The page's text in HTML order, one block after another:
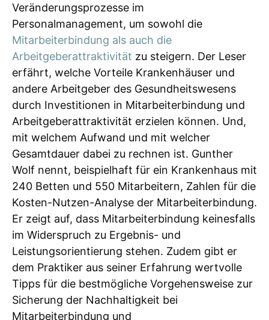
Veränderungsprozesse im
Personalmanagement, um sowohl die
Mitarbeiterbindung als auch die
Arbeitgeberattraktivität zu steigern. Der Leser
erfährt, welche Vorteile Krankenhäuser und
andere Arbeitgeber des Gesundheitswesens
durch Investitionen in Mitarbeiterbindung und
Arbeitgeberattraktivität erzielen können. Und,
mit welchem Aufwand und mit welcher
Gesamtdauer dabei zu rechnen ist. Gunther
Wolf nennt, beispielhaft für ein Krankenhaus mit
240 Betten und 550 Mitarbeitern, Zahlen für die
Kosten-Nutzen-Analyse der Mitarbeiterbindung.
Er zeigt auf, dass Mitarbeiterbindung keinesfalls
im Widerspruch zu Ergebnis- und
Leistungsorientierung stehen. Zudem gibt er
dem Praktiker aus seiner Erfahrung wertvolle
Tipps für die bestmögliche Vorgehensweise zur
Sicherung der Nachhaltigkeit bei
Mitarbeiterbindung und